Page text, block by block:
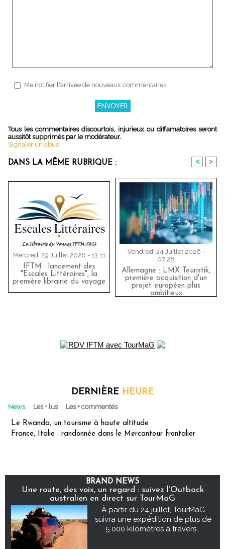
Me notifier l'arrivée de nouveaux commentaires
Tous les commentaires discourtois, injurieux ou diffamatoires seront
aussitôt supprimés par le modérateur.
Signaler un abus
DANS LA MÊME RUBRIQUE : < >
Mercredi 29 Juillet 2026 - 13:11
IFTM : lancement des
"Escales Littéraires", la
première librairie du voyage
Vendredi 24 Juillet 2026 -
07:28
Allemagne : LMX Touristik,
première acquisition d'un
projet européen plus
ambitieux
DERNIÈRE HEURE
News Les + lus Les + commentés
Le Rwanda, un tourisme à haute altitude
France, Italie : randonnée dans le Mercantour frontalier
BRAND NEWS
Une route, des voix, un regard : suivez l’Outback
australien en direct sur TourMaG
À partir du 24 juillet, TourMaG
suivra une expédition de plus de
5 000 kilomètres à travers...